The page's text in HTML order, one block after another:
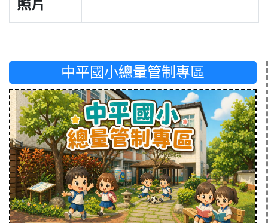
照片
中平國小總量管制專區